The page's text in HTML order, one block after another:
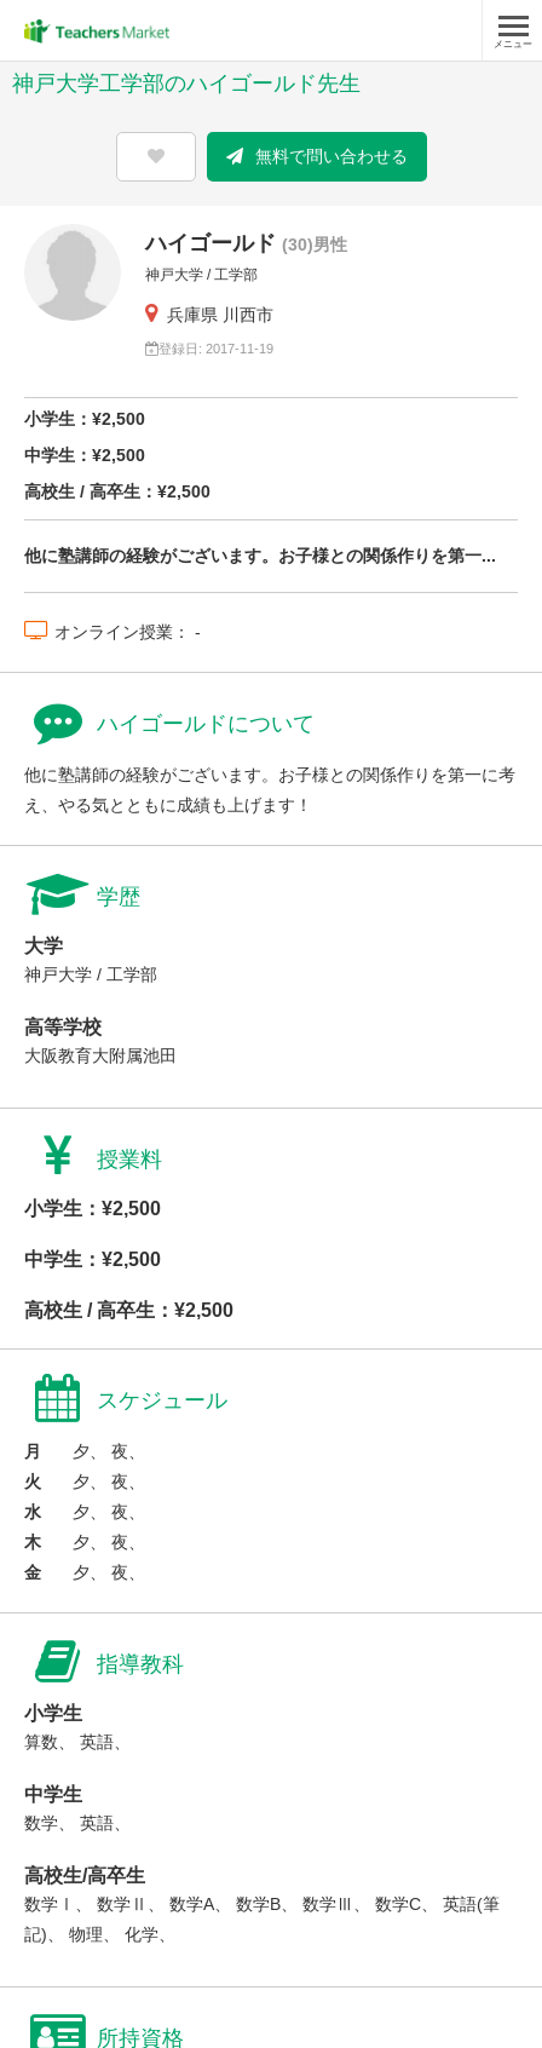
メニュー
神戸大学工学部のハイゴールド先生
無料で問い合わせる
ハイゴールド (30)男性
神戸大学 / 工学部
兵庫県 川西市
登録日: 2017-11-19
小学生：¥2,500
中学生：¥2,500
高校生 / 高卒生：¥2,500
他に塾講師の経験がございます。お子様との関係作りを第一...
オンライン授業： -
ハイゴールドについて
他に塾講師の経験がございます。お子様との関係作りを第一に考
え、やる気とともに成績も上げます！
学歴
大学
神戸大学 / 工学部
高等学校
大阪教育大附属池田
授業料
小学生：¥2,500
中学生：¥2,500
高校生 / 高卒生：¥2,500
スケジュール
月
夕、 夜、
火
夕、 夜、
水
夕、 夜、
木
夕、 夜、
金
夕、 夜、
指導教科
小学生
算数、 英語、
中学生
数学、 英語、
高校生/高卒生
数学Ⅰ、 数学Ⅱ、 数学A、 数学B、 数学Ⅲ、 数学C、 英語(筆
記)、 物理、 化学、
所持資格